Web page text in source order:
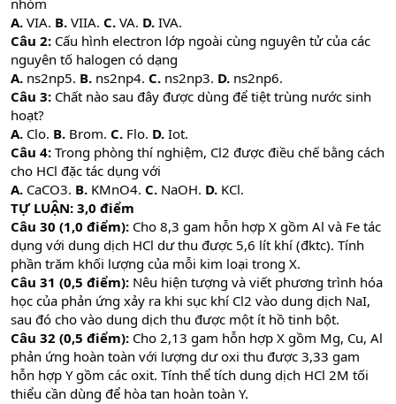
nhóm
A. VIA. B. VIIA. C. VA. D. IVA.
Câu 2: Cấu hình electron lớp ngoài cùng nguyên tử của các
nguyên tố halogen có dạng
A. ns2np5. B. ns2np4. C. ns2np3. D. ns2np6.
Câu 3: Chất nào sau đây được dùng để tiệt trùng nước sinh
hoạt?
A. Clo. B. Brom. C. Flo. D. Iot.
Câu 4: Trong phòng thí nghiệm, Cl2 được điều chế bằng cách
cho HCl đặc tác dụng với
A. CaCO3. B. KMnO4. C. NaOH. D. KCl.
TỰ LUẬN: 3,0 điểm
Câu 30 (1,0 điểm): Cho 8,3 gam hỗn hợp X gồm Al và Fe tác
dụng với dung dịch HCl dư thu được 5,6 lít khí (đktc). Tính
phần trăm khối lượng của mỗi kim loại trong X.
Câu 31 (0,5 điểm): Nêu hiện tượng và viết phương trình hóa
học của phản ứng xảy ra khi sục khí Cl2 vào dung dịch NaI,
sau đó cho vào dung dịch thu được một ít hồ tinh bột.
Câu 32 (0,5 điểm): Cho 2,13 gam hỗn hợp X gồm Mg, Cu, Al
phản ứng hoàn toàn với lượng dư oxi thu được 3,33 gam
hỗn hợp Y gồm các oxit. Tính thể tích dung dịch HCl 2M tối
thiểu cần dùng để hòa tan hoàn toàn Y.